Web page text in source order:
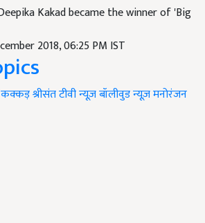
Kakad became the winner of 'Big
2018, 06:25 PM IST
कक्कड़श्रीसंतटीवी न्यूज़बॉलीवुड न्यूज़मनोरंजन